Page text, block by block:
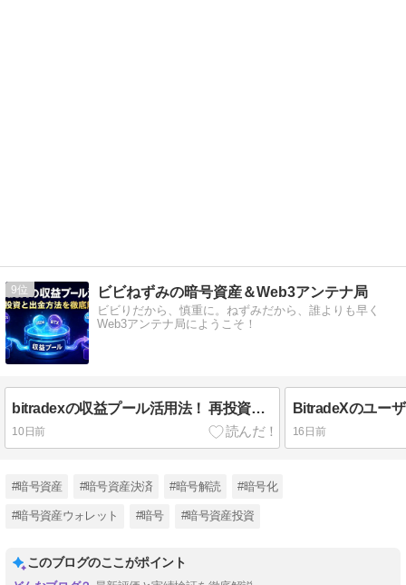
9 ビビねずみの暗号資産＆Web3アンテナ局
ビビりだから、慎重に。ねずみだから、誰よりも早く
Web3アンテナ局にようこそ！
bitradexの収益プール活用法！ 再投資と出金方法を徹底解説
10日前 16日前
#暗号資産 #暗号資産決済 #暗号解読 #暗号化
#暗号資産ウォレット #暗号 #暗号資産投資
このブログのここがポイント